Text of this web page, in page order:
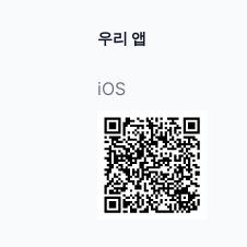
우리 앱
iOS